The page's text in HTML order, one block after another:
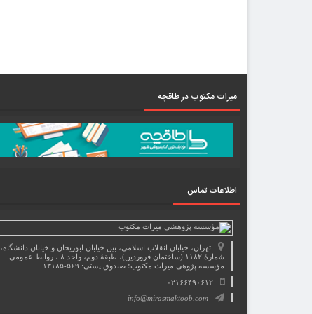
میرات مکتوب در طاقچه
اطلاعات تماس
تهران، خیابان انقلاب اسلامی، بین خیابان ابوریحان و خیابان دانشگاه،
شمارۀ ۱۱۸۲ (ساختمان فروردین)، طبقۀ دوم، واحد ۸ ، روابط عمومی
مؤسسه پژوهی میراث مکتوب؛ صندوق پستی: ۵۶۹-۱۳۱۸۵
۰۲۱۶۶۴۹۰۶۱۲
info@mirasmaktoob.com